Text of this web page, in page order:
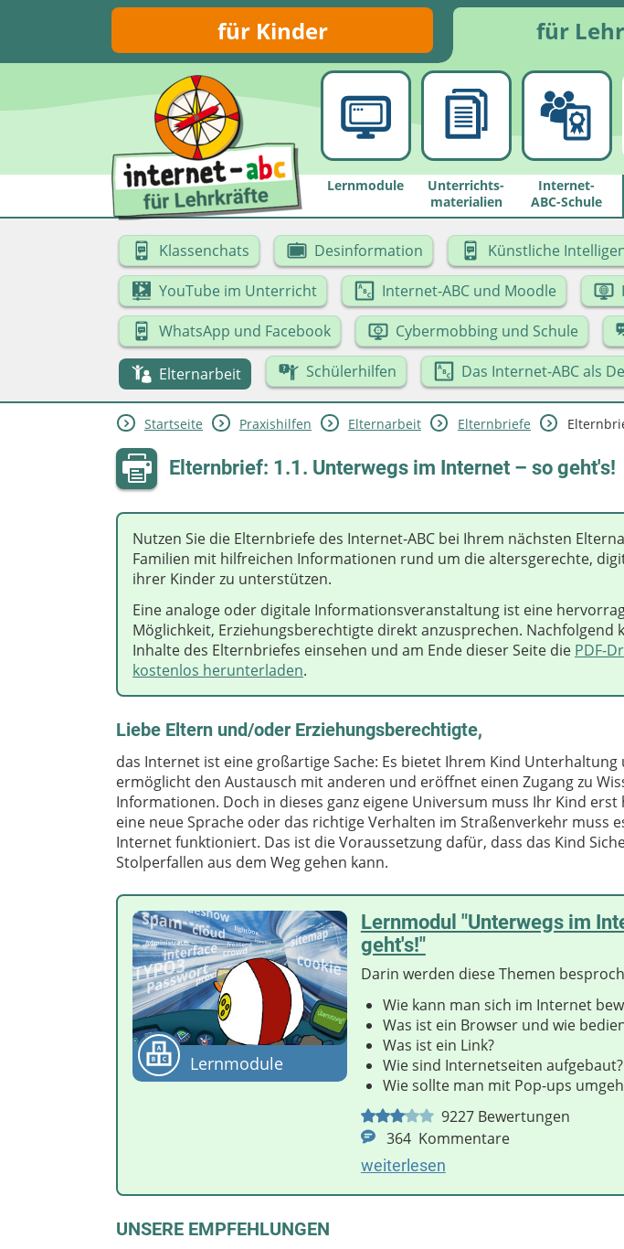
für Kinder für
Lernmodule
Unterrichts­
materialien
Internet-
ABC-Schule
Klassenchats Desinformation Künstliche
YouTube im Unterricht
Internet-ABC und Moodle
WhatsApp und Facebook
Cybermobbing und Schule
Elternarbeit Schülerhilfen Das Internet-ABC als
Startseite Praxishilfen Elternarbeit Elternbriefe
Elternbrief: 1.1. Unterwegs im Internet – so geht's!
Nutzen Sie die Elternbriefe des Internet-ABC bei Ihrem nächsten
Familien mit hilfreichen Informationen rund um die altersgerechte,
ihrer Kinder zu unterstützen.
Eine analoge oder digitale Informationsveranstaltung ist eine
Möglichkeit, Erziehungsberechtigte direkt anzusprechen. Nachfolgend
Inhalte des Elternbriefes einsehen und am Ende dieser Seite die PDF-
kostenlos herunterladen.
Liebe Eltern und/oder Erziehungsberechtigte,
das Internet ist eine großartige Sache: Es bietet Ihrem Kind Unterhaltung
ermöglicht den Austausch mit anderen und eröffnet einen Zugang zu
Informationen. Doch in dieses ganz eigene Universum muss Ihr Kind erst
eine neue Sprache oder das richtige Verhalten im Straßenverkehr muss
Internet funktioniert. Das ist die Voraussetzung dafür, dass das Kind
Stolperfallen aus dem Weg gehen kann.
Lernmodule
Lernmodul "Unterwegs im
geht's!"
Darin werden diese Themen
Wie kann man sich im Internet
Was ist ein Browser und wie
Was ist ein Link?
Wie sind Internetseiten aufgebaut?
Wie sollte man mit Pop-ups
9227 Bewertungen
364 Kommentare
weiterlesen
UNSERE EMPFEHLUNGEN